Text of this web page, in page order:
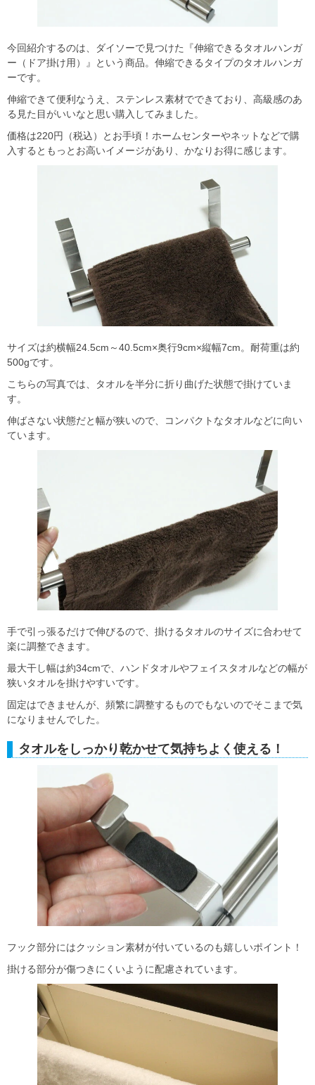
今回紹介するのは、ダイソーで見つけた『伸縮できるタオルハンガ
ー（ドア掛け用）』という商品。伸縮できるタイプのタオルハンガ
ーです。
伸縮できて便利なうえ、ステンレス素材でできており、高級感のあ
る見た目がいいなと思い購入してみました。
価格は220円（税込）とお手頃！ホームセンターやネットなどで購
入するともっとお高いイメージがあり、かなりお得に感じます。
サイズは約横幅24.5cm～40.5cm×奥行9cm×縦幅7cm。耐荷重は約
500gです。
こちらの写真では、タオルを半分に折り曲げた状態で掛けていま
す。
伸ばさない状態だと幅が狭いので、コンパクトなタオルなどに向い
ています。
手で引っ張るだけで伸びるので、掛けるタオルのサイズに合わせて
楽に調整できます。
最大干し幅は約34cmで、ハンドタオルやフェイスタオルなどの幅が
狭いタオルを掛けやすいです。
固定はできませんが、頻繁に調整するものでもないのでそこまで気
になりませんでした。
タオルをしっかり乾かせて気持ちよく使える！
フック部分にはクッション素材が付いているのも嬉しいポイント！
掛ける部分が傷つきにくいように配慮されています。